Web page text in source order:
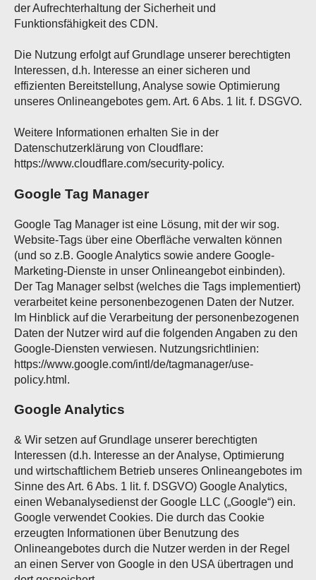
der Aufrechterhaltung der Sicherheit und
Funktionsfähigkeit des CDN.
Die Nutzung erfolgt auf Grundlage unserer berechtigten
Interessen, d.h. Interesse an einer sicheren und
effizienten Bereitstellung, Analyse sowie Optimierung
unseres Onlineangebotes gem. Art. 6 Abs. 1 lit. f. DSGVO.
Weitere Informationen erhalten Sie in der
Datenschutzerklärung von Cloudflare:
https://www.cloudflare.com/security-policy.
Google Tag Manager
Google Tag Manager ist eine Lösung, mit der wir sog.
Website-Tags über eine Oberfläche verwalten können
(und so z.B. Google Analytics sowie andere Google-
Marketing-Dienste in unser Onlineangebot einbinden).
Der Tag Manager selbst (welches die Tags implementiert)
verarbeitet keine personenbezogenen Daten der Nutzer.
Im Hinblick auf die Verarbeitung der personenbezogenen
Daten der Nutzer wird auf die folgenden Angaben zu den
Google-Diensten verwiesen. Nutzungsrichtlinien:
https://www.google.com/intl/de/tagmanager/use-
policy.html.
Google Analytics
& Wir setzen auf Grundlage unserer berechtigten
Interessen (d.h. Interesse an der Analyse, Optimierung
und wirtschaftlichem Betrieb unseres Onlineangebotes im
Sinne des Art. 6 Abs. 1 lit. f. DSGVO) Google Analytics,
einen Webanalysedienst der Google LLC („Google“) ein.
Google verwendet Cookies. Die durch das Cookie
erzeugten Informationen über Benutzung des
Onlineangebotes durch die Nutzer werden in der Regel
an einen Server von Google in den USA übertragen und